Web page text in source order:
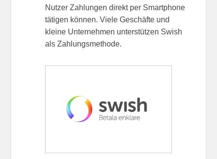
Nutzer Zahlungen direkt per Smartphone
tätigen können. Viele Geschäfte und
kleine Unternehmen unterstützen Swish
als Zahlungsmethode.